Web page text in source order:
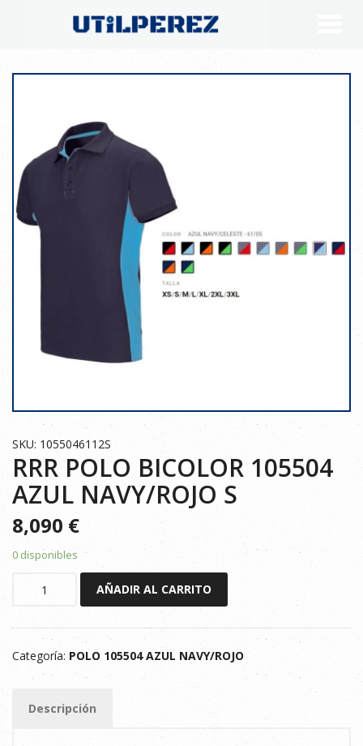
SKU: 1055046112S
RRR POLO BICOLOR 105504
AZUL NAVY/ROJO S
8,090 €
0 disponibles
BICOLOR
105504
AZUL
NAVY/ROJO
cantidad
AÑADIR AL CARRITO
Categoría: POLO 105504 AZUL NAVY/ROJO
Descripción